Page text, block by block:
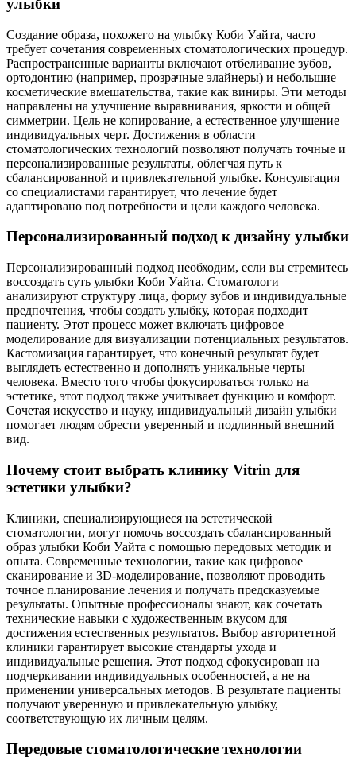
улыбки
Создание образа, похожего на улыбку Коби Уайта, часто
требует сочетания современных стоматологических процедур.
Распространенные варианты включают отбеливание зубов,
ортодонтию (например, прозрачные элайнеры) и небольшие
косметические вмешательства, такие как виниры. Эти методы
направлены на улучшение выравнивания, яркости и общей
симметрии. Цель не копирование, а естественное улучшение
индивидуальных черт. Достижения в области
стоматологических технологий позволяют получать точные и
персонализированные результаты, облегчая путь к
сбалансированной и привлекательной улыбке. Консультация
со специалистами гарантирует, что лечение будет
адаптировано под потребности и цели каждого человека.
Персонализированный подход к дизайну улыбки
Персонализированный подход необходим, если вы стремитесь
воссоздать суть улыбки Коби Уайта. Стоматологи
анализируют структуру лица, форму зубов и индивидуальные
предпочтения, чтобы создать улыбку, которая подходит
пациенту. Этот процесс может включать цифровое
моделирование для визуализации потенциальных результатов.
Кастомизация гарантирует, что конечный результат будет
выглядеть естественно и дополнять уникальные черты
человека. Вместо того чтобы фокусироваться только на
эстетике, этот подход также учитывает функцию и комфорт.
Сочетая искусство и науку, индивидуальный дизайн улыбки
помогает людям обрести уверенный и подлинный внешний
вид.
Почему стоит выбрать клинику Vitrin для
эстетики улыбки?
Клиники, специализирующиеся на эстетической
стоматологии, могут помочь воссоздать сбалансированный
образ улыбки Коби Уайта с помощью передовых методик и
опыта. Современные технологии, такие как цифровое
сканирование и 3D-моделирование, позволяют проводить
точное планирование лечения и получать предсказуемые
результаты. Опытные профессионалы знают, как сочетать
технические навыки с художественным вкусом для
достижения естественных результатов. Выбор авторитетной
клиники гарантирует высокие стандарты ухода и
индивидуальные решения. Этот подход сфокусирован на
подчеркивании индивидуальных особенностей, а не на
применении универсальных методов. В результате пациенты
получают уверенную и привлекательную улыбку,
соответствующую их личным целям.
Передовые стоматологические технологии